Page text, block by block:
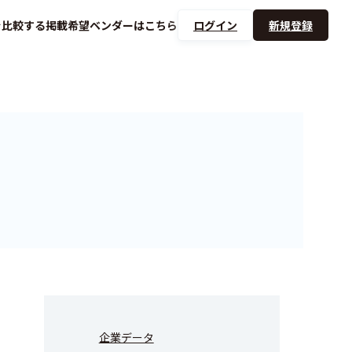
比較する掲載希望ベンダーはこちら ログイン 新規登録
企業データ